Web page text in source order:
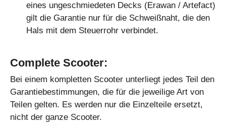
eines ungeschmiedeten Decks (Erawan / Artefact)
gilt die Garantie nur für die Schweißnaht, die den
Hals mit dem Steuerrohr verbindet.
Complete Scooter:
Bei einem kompletten Scooter unterliegt jedes Teil den
Garantiebestimmungen, die für die jeweilige Art von
Teilen gelten. Es werden nur die Einzelteile ersetzt,
nicht der ganze Scooter.